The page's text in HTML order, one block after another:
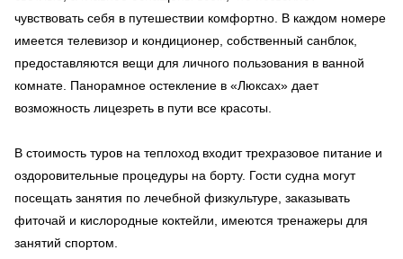
чувствовать себя в путешествии комфортно. В каждом номере
имеется телевизор и кондиционер, собственный санблок,
предоставляются вещи для личного пользования в ванной
комнате. Панорамное остекление в «Люксах» дает
возможность лицезреть в пути все красоты.
В стоимость туров на теплоход входит трехразовое питание и
оздоровительные процедуры на борту. Гости судна могут
посещать занятия по лечебной физкультуре, заказывать
фиточай и кислородные коктейли, имеются тренажеры для
занятий спортом.